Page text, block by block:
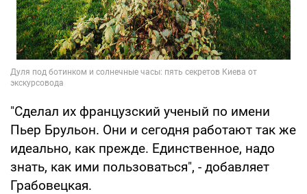
"Сделал их французский ученый по имени
Пьер Брульон. Они и сегодня работают так же
идеально, как прежде. Единственное, надо
знать, как ими пользоваться", - добавляет
Грабовецкая.